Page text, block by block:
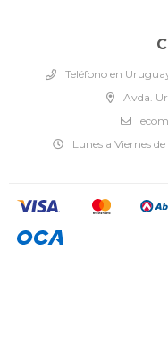
Teléfono en
Avda.
Lunes a Viernes